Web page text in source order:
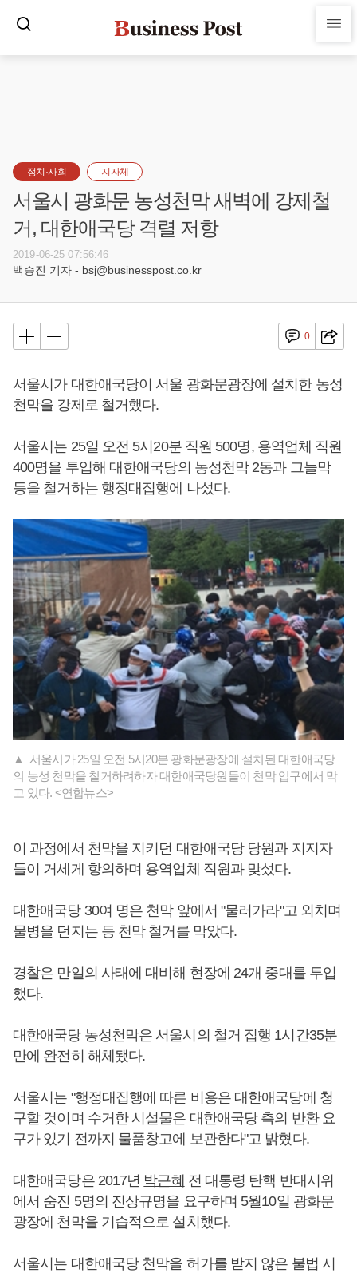
정치·사회 지자체
서울시 광화문 농성천막 새벽에 강제철
거, 대한애국당 격렬 저항
2019-06-25 07:56:46
백승진 기자 - bsj@businesspost.co.kr
0
서울시가 대한애국당이 서울 광화문광장에 설치한 농성
천막을 강제로 철거했다.
서울시는 25일 오전 5시20분 직원 500명, 용역업체 직원
400명을 투입해 대한애국당의 농성천막 2동과 그늘막
등을 철거하는 행정대집행에 나섰다.
▲ 서울시가 25일 오전 5시20분 광화문광장에 설치된 대한애국당
의 농성 천막을 철거하려하자 대한애국당원들이 천막 입구에서 막
고 있다. <연합뉴스>
이 과정에서 천막을 지키던 대한애국당 당원과 지지자
들이 거세게 항의하며 용역업체 직원과 맞섰다.
대한애국당 30여 명은 천막 앞에서 "물러가라"고 외치며
물병을 던지는 등 천막 철거를 막았다.
경찰은 만일의 사태에 대비해 현장에 24개 중대를 투입
했다.
대한애국당 농성천막은 서울시의 철거 집행 1시간35분
만에 완전히 해체됐다.
서울시는 "행정대집행에 따른 비용은 대한애국당에 청
구할 것이며 수거한 시설물은 대한애국당 측의 반환 요
구가 있기 전까지 물품창고에 보관한다"고 밝혔다.
대한애국당은 2017년 박근혜 전 대통령 탄핵 반대시위
에서 숨진 5명의 진상규명을 요구하며 5월10일 광화문
광장에 천막을 기습적으로 설치했다.
서울시는 대한애국당 천막을 허가를 받지 않은 불법 시